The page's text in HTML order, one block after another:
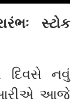
સ્ટોક
દિવસે નવું
આજે